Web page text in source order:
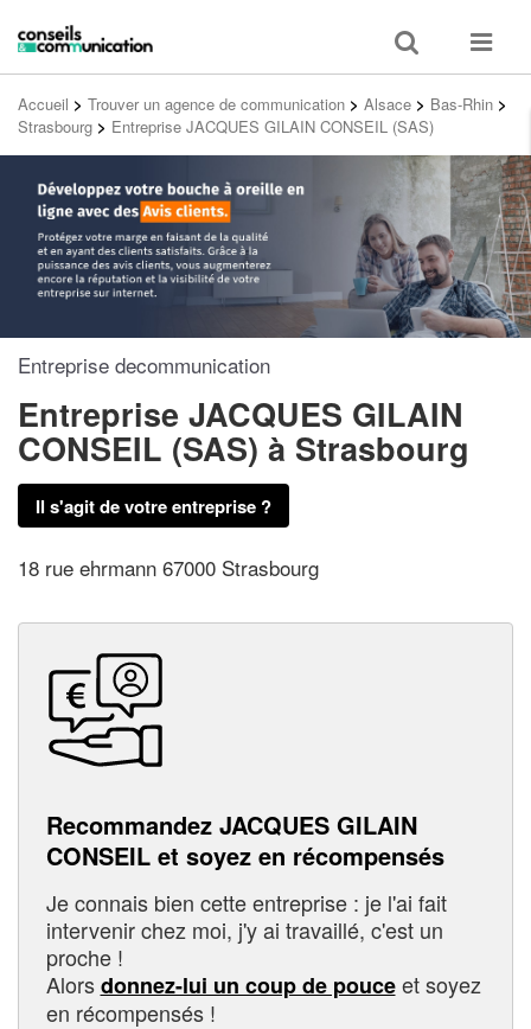
Toggle
search
Toggle
Accueil > Trouver un agence de communication > Alsace > Bas-Rhin >
Strasbourg > Entreprise JACQUES GILAIN CONSEIL (SAS)
Entreprise decommunication
Entreprise JACQUES GILAIN
CONSEIL (SAS) à Strasbourg
Il s'agit de votre entreprise ?
18 rue ehrmann 67000 Strasbourg
Recommandez JACQUES GILAIN
CONSEIL et soyez en récompensés
Je connais bien cette entreprise : je l'ai fait
intervenir chez moi, j'y ai travaillé, c'est un
proche !
Alorsdonnez-lui un coup de pouceet soyez
en récompensés !